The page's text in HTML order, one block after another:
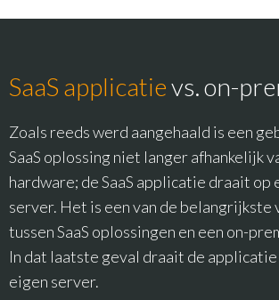
SaaS applicatievs. on-
Zoals reeds werd aangehaald is een
SaaS oplossing niet langer afhankelijk
hardware; de SaaS applicatie draait op
server. Het is een van de belangrijkste
tussen SaaS oplossingen en een on-
In dat laatste geval draait de
eigen server.